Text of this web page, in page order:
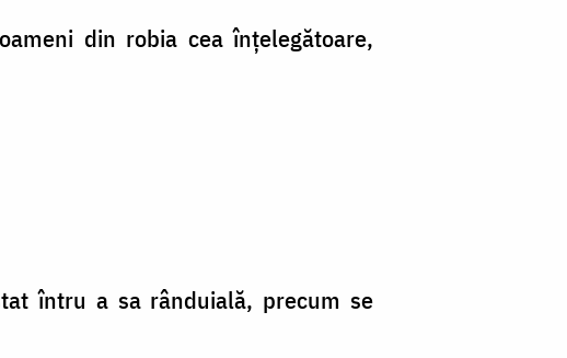
din robia cea înţelegă­toare,
întru a sa rânduială, precum se